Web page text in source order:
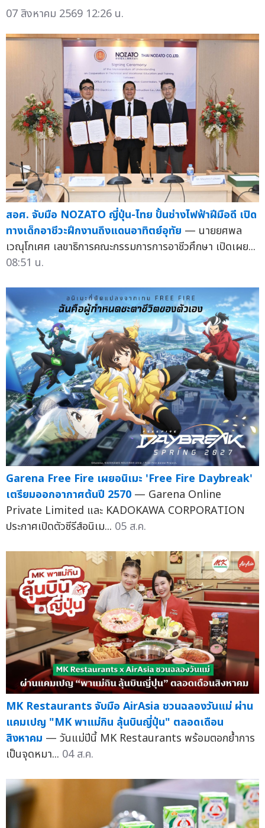
07 สิงหาคม 2569 12:26 น.
สอศ. จับมือ NOZATO ญี่ปุ่น-ไทย ปั้นช่างไฟฟ้าฝีมือดี เปิด
ทางเด็กอาชีวะฝึกงานถึงแดนอาทิตย์อุทัย — นายยศพล
เวณุโกเศศ เลขาธิการคณะกรรมการการอาชีวศึกษา เปิดเผย...
08:51 น.
Garena Free Fire เผยอนิเมะ 'Free Fire Daybreak'
เตรียมออกอากาศต้นปี 2570 — Garena Online
Private Limited และ KADOKAWA CORPORATION
ประกาศเปิดตัวซีรีส์อนิเม... 05 ส.ค.
MK Restaurants จับมือ AirAsia ชวนฉลองวันแม่ ผ่าน
แคมเปญ "MK พาแม่กิน ลุ้นบินญี่ปุ่น" ตลอดเดือน
สิงหาคม — วันแม่ปีนี้ MK Restaurants พร้อมตอกย้ำการ
เป็นจุดหมา... 04 ส.ค.